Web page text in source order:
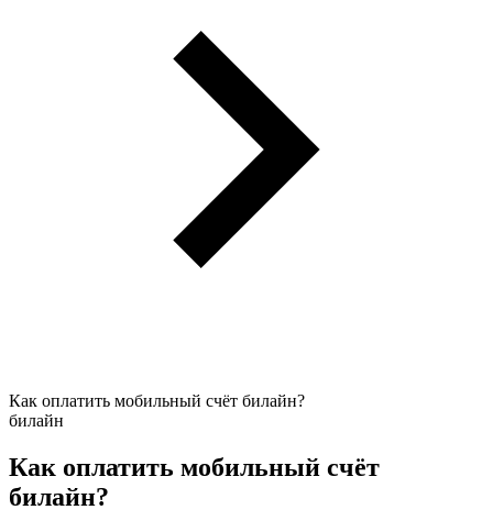
Как оплатить мобильный счёт билайн?
билайн
Как оплатить мобильный счёт
билайн?